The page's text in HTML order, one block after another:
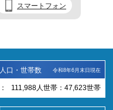
スマートフォン
口・世帯数 令和8年6月末日現在
111,988 人 世帯： 47,623世帯